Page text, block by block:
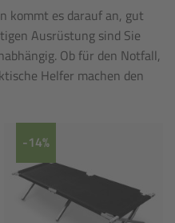
kommt es darauf an, gut
Ausrüstung sind Sie
Ob für den Notfall,
Helfer machen den
-14%